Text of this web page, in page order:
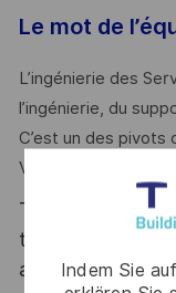
Indem Sie
Le mot de
L’ingénierie des
l’ingénierie, du
C’est un des pivots
Venez participer au
Thales,
tous les talents.
atout. Postulez